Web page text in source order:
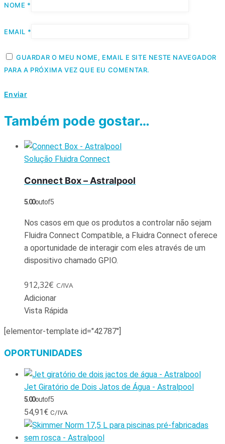
NOME *
EMAIL *
GUARDAR O MEU NOME, EMAIL E SITE NESTE NAVEGADOR
PARA A PRÓXIMA VEZ QUE EU COMENTAR.
Também pode gostar…
Solução Fluidra Connect
Connect Box – Astralpool
5.00out of 5
Nos casos em que os produtos a controlar não sejam
Fluidra Connect Compatible, a Fluidra Connect oferece
a oportunidade de interagir com eles através de um
dispositivo chamado GPIO.
912,32€ C/IVA
Adicionar
Vista Rápida
[elementor-template id="42787"]
OPORTUNIDADES
Jet Giratório de Dois Jatos de Água - Astralpool
5.00out of 5
54,91€ C/IVA